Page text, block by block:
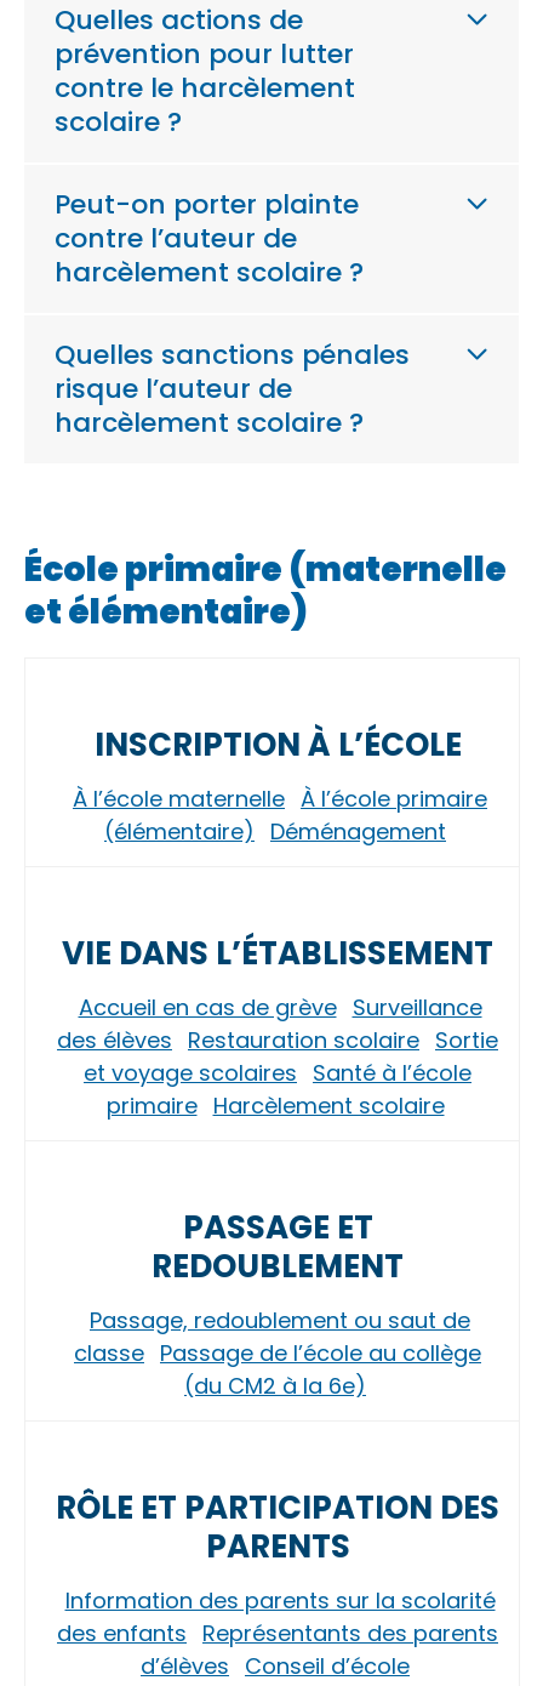
Quelles actions de
prévention pour lutter
contre le harcèlement
scolaire ?
Peut-on porter plainte
contre l’auteur de
harcèlement scolaire ?
Quelles sanctions pénales
risque l’auteur de
harcèlement scolaire ?
École primaire (maternelle
et élémentaire)
INSCRIPTION À L’ÉCOLE
À l’école maternelle À l’école primaire
(élémentaire)
Déménagement
VIE DANS L’ÉTABLISSEMENT
Accueil en cas de grève Surveillance
des élèves Restauration scolaire Sortie
et voyage scolaires Santé à l’école
primaire Harcèlement scolaire
PASSAGE ET
REDOUBLEMENT
Passage, redoublement ou saut de
classe Passage de l’école au collège
(du CM2 à la 6e)
RÔLE ET PARTICIPATION DES
PARENTS
Information des parents sur la scolarité
des enfants Représentants des parents
d’élèves Conseil d’école